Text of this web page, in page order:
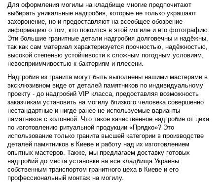
Для оформления могилы на кладбище многие предпочитают
выбирать уникальные надгробия, которые не только украшают
захоронение, но и предоставляют на всеобщее обозрение
информацию о том, кто покоится в этой могиле и его фотографию.
Эти большие гранитные детали надгробия долговечны и надёжны,
так как сам материал характеризуется прочностью, надёжностью,
высокой степенью устойчивости к сложным погодным условиям,
невосприимчивостью к бактериям и плесени.
Надгробия из гранита могут быть выполнены нашими мастерами в
эксклюзивном виде от деталей памятников по индивидуальному
проекту - до надгробий VIP класса, предоставляя возможность
заказчикам установить на могилу близкого человека совершенно
нестандартные и нигде ранее не используемые варианты
памятников с колонной. Что такое качественное надгробие от цеха
по изготовлению ритуальной продукции «Прядко»? Это
использование только гранита высшей категории в производстве
деталей памятников в Киеве и работу над их изготовлением
опытных мастеров. Также, мы предлагаем доставку готовых
надгробий до места установки на все кладбища Украины
собственным транспортом гранитного цеха в Киеве и его
профессиональный монтаж на могилу.